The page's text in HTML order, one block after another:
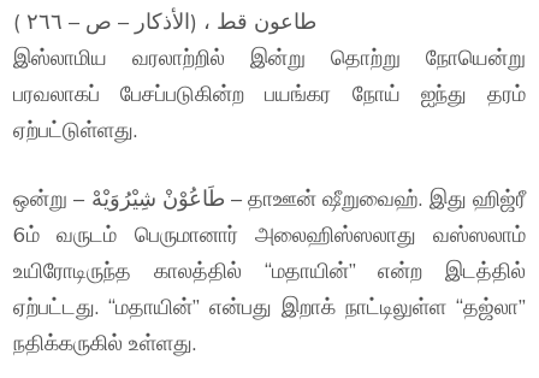
طاعون قط ، (الأذكار – ص – ٢٦٦ )
இஸ்லாமிய வரலாற்றில் இன்று தொற்று நோயென்று
பரவலாகப் பேசப்படுகின்ற பயங்கர நோய் ஐந்து தரம்
ஏற்பட்டுள்ளது.
ஒன்று – طَاعُوْنْ شِيْرُوَيْهْ – தாஊன் ஷீறுவைஹ். இது ஹிஜ்ரீ
6ம் வருடம் பெருமானார் அலைஹிஸ்ஸலாது வஸ்ஸலாம்
உயிரோடிருந்த காலத்தில் “மதாயின்” என்ற இடத்தில்
ஏற்பட்டது. “மதாயின்” என்பது இறாக் நாட்டிலுள்ள “தஜ்லா”
நதிக்கருகில் உள்ளது.